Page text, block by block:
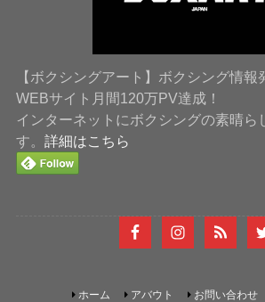
【ボクシングアート】ボクシング情報
WEBサイト月間120万PV達成！
インターネットにボクシングの素晴ら
す。 詳細はこちら
ホーム アバウト お問い合わせ